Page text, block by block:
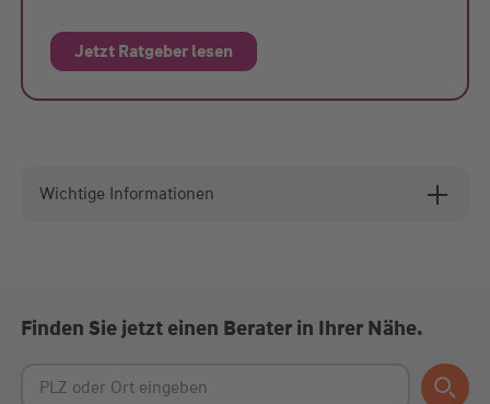
Jetzt Ratgeber lesen
Wichtige Informationen
Finden Sie jetzt einen Berater in Ihrer Nähe.